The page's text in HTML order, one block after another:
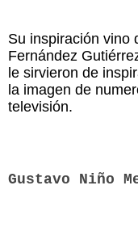
Su inspiración vino
Fernández
le sirvieron de
la imagen de
televisión.
Gustavo Niño